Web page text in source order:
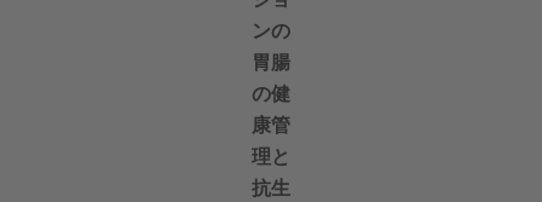
ンの
胃腸
の健
康管
理と
抗生